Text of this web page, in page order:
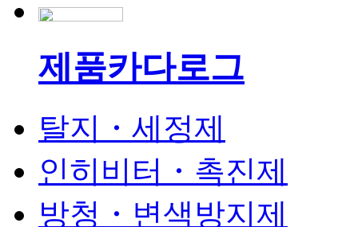
제품카다로그
탈지・세정제
인히비터・촉진제
방청・변색방지제